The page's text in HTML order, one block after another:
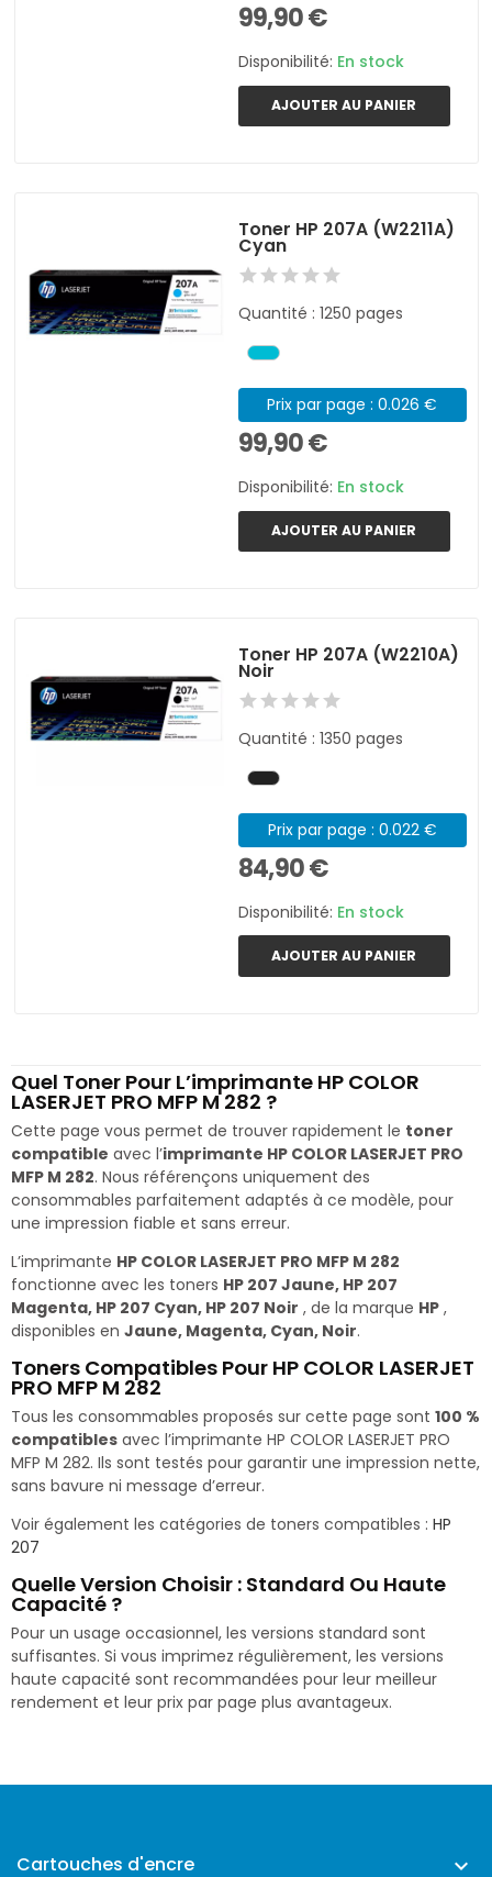
99,90 €
Disponibilité: En stock
AJOUTER AU PANIER
Toner HP 207A (W2211A)
Cyan
Quantité : 1250 pages
Prix par page : 0.026 €
99,90 €
Disponibilité: En stock
AJOUTER AU PANIER
Toner HP 207A (W2210A)
Noir
Quantité : 1350 pages
Prix par page : 0.022 €
84,90 €
Disponibilité: En stock
AJOUTER AU PANIER
Quel Toner Pour L’imprimante HP COLOR
LASERJET PRO MFP M 282 ?
Cette page vous permet de trouver rapidement le toner
compatible avec l’imprimante HP COLOR LASERJET PRO
MFP M 282. Nous référençons uniquement des
consommables parfaitement adaptés à ce modèle, pour
une impression fiable et sans erreur.
L’imprimante HP COLOR LASERJET PRO MFP M 282
fonctionne avec les toners HP 207 Jaune, HP 207
Magenta, HP 207 Cyan, HP 207 Noir , de la marque HP ,
disponibles en Jaune, Magenta, Cyan, Noir.
Toners Compatibles Pour HP COLOR LASERJET
PRO MFP M 282
Tous les consommables proposés sur cette page sont 100 %
compatibles avec l’imprimante HP COLOR LASERJET PRO
MFP M 282. Ils sont testés pour garantir une impression nette,
sans bavure ni message d’erreur.
Voir également les catégories de toners compatibles : HP
207
Quelle Version Choisir : Standard Ou Haute
Capacité ?
Pour un usage occasionnel, les versions standard sont
suffisantes. Si vous imprimez régulièrement, les versions
haute capacité sont recommandées pour leur meilleur
rendement et leur prix par page plus avantageux.
Cartouches d'encre 